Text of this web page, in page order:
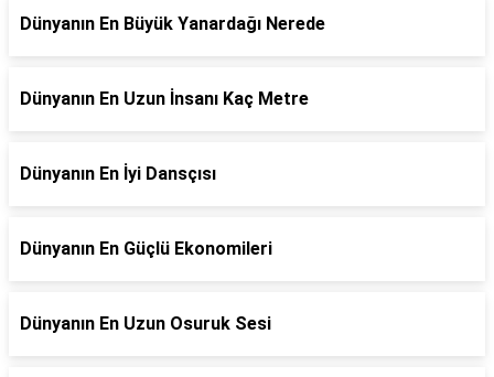
Dünyanın En Büyük Yanardağı Nerede
Dünyanın En Uzun İnsanı Kaç Metre
Dünyanın En İyi Dansçısı
Dünyanın En Güçlü Ekonomileri
Dünyanın En Uzun Osuruk Sesi